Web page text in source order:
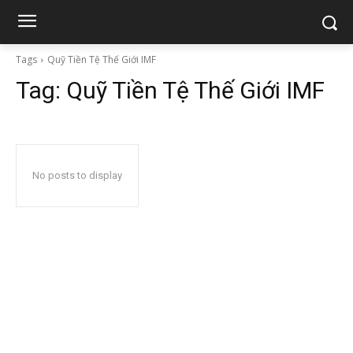
Tags Quỹ Tiền Tệ Thế Giới IMF
Tag: Quỹ Tiền Tệ Thế Giới IMF
No posts to display